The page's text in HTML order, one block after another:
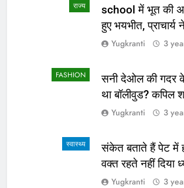
राज्य
school में भूत की
हुए भयभीत, प्राचार्य
उड़ाई अफवाह
Yugkranti 3
FASHION
सनी देओल की गदर
था बॉलीवुड? कपिल
सामने आई सच्चाई
Yugkranti 3
स्वास्थ्य
संकेत बताते हैं पेट में
वक्त रहते नहीं दिया
जाएगी हालत
Yugkranti 3